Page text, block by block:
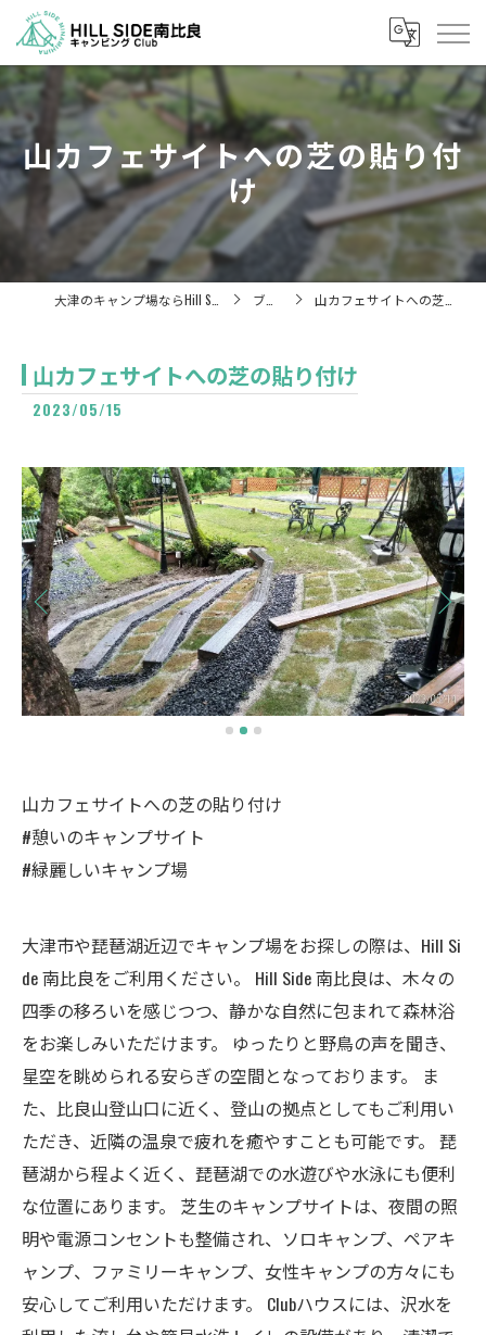
山カフェサイトへの芝の貼り付
け
ブログ 山カフェサイトへの芝の貼り付け
山カフェサイトへの芝の貼り付け
2023/05/15
山カフェサイトへの芝の貼り付け
#憩いのキャンプサイト
#緑麗しいキャンプ場
大津市や琵琶湖近辺でキャンプ場をお探しの際は、Hill Si
de 南比良をご利用ください。 Hill Side 南比良は、木々の
四季の移ろいを感じつつ、静かな自然に包まれて森林浴
をお楽しみいただけます。 ゆったりと野鳥の声を聞き、
星空を眺められる安らぎの空間となっております。 ま
た、比良山登山口に近く、登山の拠点としてもご利用い
ただき、近隣の温泉で疲れを癒やすことも可能です。 琵
琶湖から程よく近く、琵琶湖での水遊びや水泳にも便利
な位置にあります。 芝生のキャンプサイトは、夜間の照
明や電源コンセントも整備され、ソロキャンプ、ペアキ
ャンプ、ファミリーキャンプ、女性キャンプの方々にも
安心してご利用いただけます。 Clubハウスには、沢水を